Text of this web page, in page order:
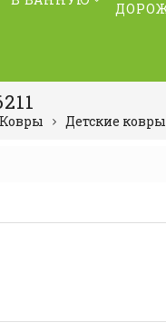
Ковры Детские ковры